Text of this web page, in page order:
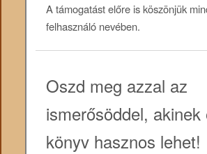
A támogatást előre is köszönjük
felhasználó nevében.
Oszd meg azzal az
ismerősöddel, akinek
könyv hasznos lehet!